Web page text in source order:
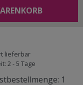
lieferbar
2 - 5 Tage
1